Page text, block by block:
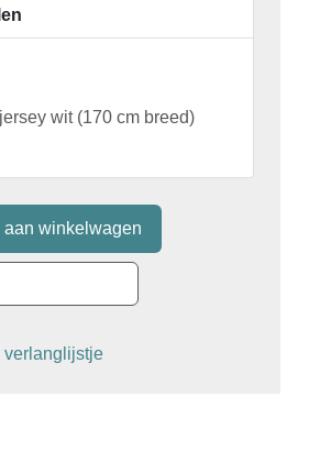
wit (170 cm breed)
verlanglijstje